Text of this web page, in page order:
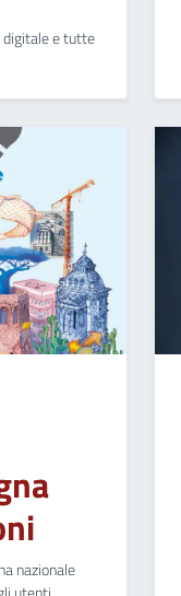
digitale e tutte
nazionale